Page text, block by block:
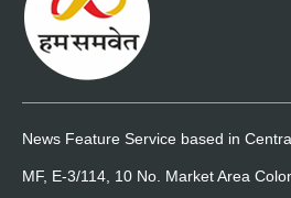
News Feature Service based in
MF, E-3/114, 10 No. Market Area